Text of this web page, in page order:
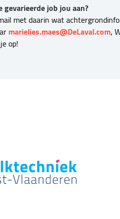
gevarieerde job jou aan?
met daarin wat
marielies.maes@DeLaval.com,
op!